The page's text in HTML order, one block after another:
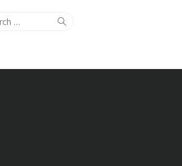
Search